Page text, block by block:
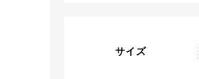
サイズ